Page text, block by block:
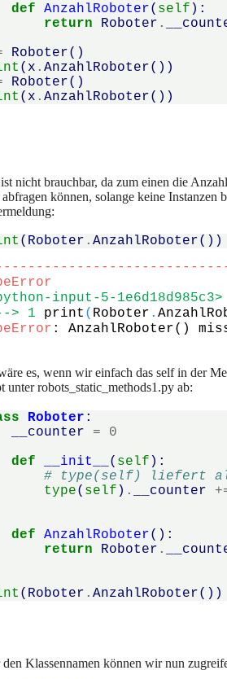
def
AnzahlRoboter( self ):
return
Roboter .
Roboter()
( x .AnzahlRoboter())
Roboter()
( x .AnzahlRoboter())
nicht brauchbar, da zum einen die
können, solange keine Instanzen
( Roboter .AnzahlRoboter())
input-5-1e6d18d985c3>
> 1
print ( Roboter .
: AnzahlRoboter()
es, wenn wir einfach das self in der
unter robots_static_methods1.py ab:
Roboter :
__counter
=
0
def
__init__ ( self ):
# type(self) liefert
type( self ) . __counter
def AnzahlRoboter():
return
Roboter .
( Roboter .AnzahlRoboter())
Klassennamen können wir nun